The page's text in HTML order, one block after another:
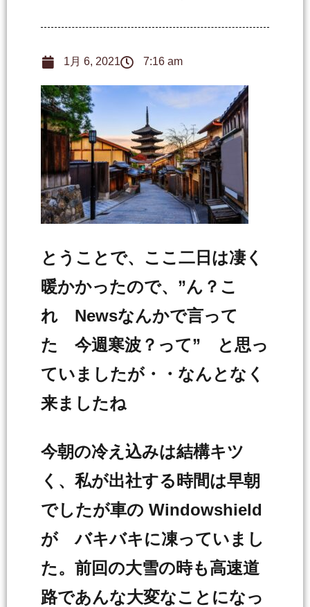
1月 6, 2021 7:16 am
とうことで、ここ二日は凄く
暖かかったので、”ん？こ
れ Newsなんかで言って
た 今週寒波？って” と思っ
ていましたが・・なんとなく
来ましたね
今朝の冷え込みは結構キツ
く、私が出社する時間は早朝
でしたが車の Windowshield
が バキバキに凍っていまし
た。前回の大雪の時も高速道
路であんな大変なことになっ